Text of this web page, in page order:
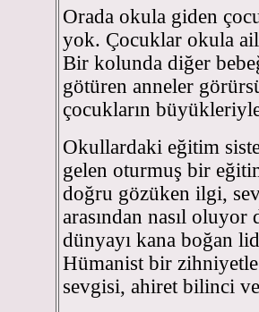
Orada okula giden
yok. Çocuklar okula
Bir kolunda diğer
götüren anneler
çocukların
Okullardaki eğitim
gelen oturmuş bir
doğru gözüken ilgi,
arasından nasıl oluyor
dünyayı kana boğan
Hümanist bir
sevgisi, ahiret bilinci